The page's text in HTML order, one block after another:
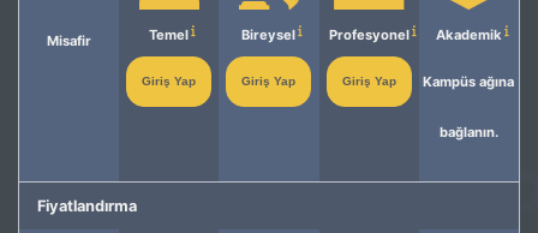
Misafir Temel
Giriş Yap
Bireysel
Giriş Yap
Profesyonel
Giriş Yap
Akademik
Kampüs ağına
bağlanın.
Fiyatlandırma